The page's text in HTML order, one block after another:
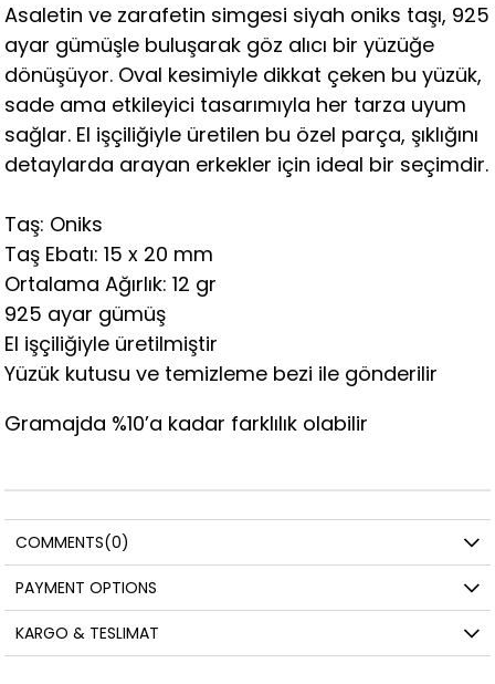
Asaletin ve zarafetin simgesi siyah oniks taşı, 925
ayar gümüşle buluşarak göz alıcı bir yüzüğe
dönüşüyor. Oval kesimiyle dikkat çeken bu yüzük,
sade ama etkileyici tasarımıyla her tarza uyum
sağlar. El işçiliğiyle üretilen bu özel parça, şıklığını
detaylarda arayan erkekler için ideal bir seçimdir.
Taş: Oniks
Taş Ebatı: 15 x 20 mm
Ortalama Ağırlık: 12 gr
925 ayar gümüş
El işçiliğiyle üretilmiştir
Yüzük kutusu ve temizleme bezi ile gönderilir
Gramajda %10’a kadar farklılık olabilir
COMMENTS(0)
PAYMENT OPTIONS
KARGO & TESLIMAT